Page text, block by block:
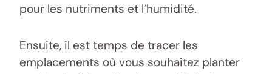
pour les nutriments et l’humidité.
Ensuite, il est temps de tracer les
emplacements où vous souhaitez planter